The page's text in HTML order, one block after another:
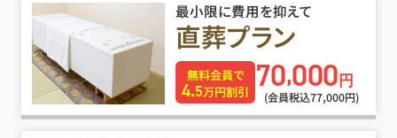
最小限に費用を抑えて
直葬プラン
無料会員で
4.5万円割引 70,000 円
(会員税込77,000円)